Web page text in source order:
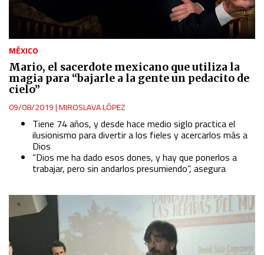
MÉXICO
Mario, el sacerdote mexicano que utiliza la
magia para “bajarle a la gente un pedacito de
cielo”
09/08/2019|MIROSLAVA LÓPEZ
Tiene 74 años, y desde hace medio siglo practica el
ilusionismo para divertir a los fieles y acercarlos más a
Dios
“Dios me ha dado esos dones, y hay que ponerlos a
trabajar, pero sin andarlos presumiendo”, asegura